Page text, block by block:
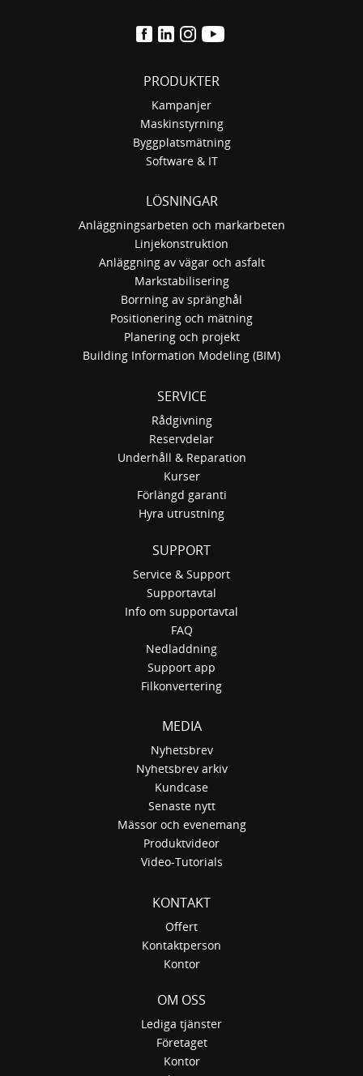
PRODUKTER
Kampanjer
Maskinstyrning
Byggplatsmätning
Software & IT
LÖSNINGAR
Anläggningsarbeten och markarbeten
Linjekonstruktion
Anläggning av vägar och asfalt
Markstabilisering
Borrning av spränghål
Positionering och mätning
Planering och projekt
Building Information Modeling (BIM)
SERVICE
Rådgivning
Reservdelar
Underhåll & Reparation
Kurser
Förlängd garanti
Hyra utrustning
SUPPORT
Service & Support
Supportavtal
Info om supportavtal
FAQ
Nedladdning
Support app
Filkonvertering
MEDIA
Nyhetsbrev
Nyhetsbrev arkiv
Kundcase
Senaste nytt
Mässor och evenemang
Produktvideor
Video-Tutorials
KONTAKT
Offert
Kontaktperson
Kontor
OM OSS
Lediga tjänster
Företaget
Kontor